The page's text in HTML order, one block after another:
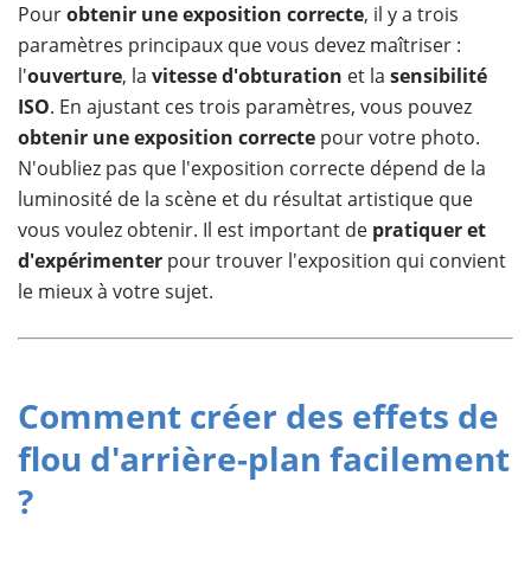
Pourobtenir une exposition correcte, il y a trois
paramètres principaux que vous devez maîtriser :
l'ouverture, la vitesse d'obturation et la sensibilité
ISO. En ajustant ces trois paramètres, vous pouvez
obtenir une exposition correcte pour votre photo.
N'oubliez pas que l'exposition correcte dépend de la
luminosité de la scène et du résultat artistique que
vous voulez obtenir. Il est important de pratiquer et
d'expérimenter pour trouver l'exposition qui convient
le mieux à votre sujet.
Comment créer des effets de
flou d'arrière-plan facilement
?